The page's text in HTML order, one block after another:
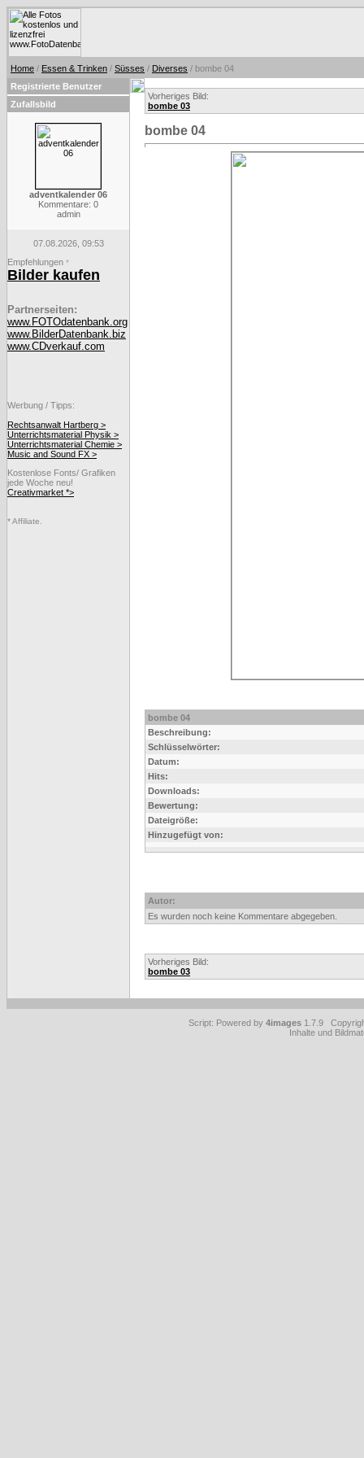
Home / Essen & Trinken / Süsses / Diverses / bombe 04
Registrierte Benutzer
Zufallsbild
adventkalender 06
Kommentare: 0
admin
07.08.2026, 09:53
Empfehlungen *
Bilder kaufen
Partnerseiten:
www.FOTOdatenbank.org
www.BilderDatenbank.biz
www.CDverkauf.com
Werbung / Tipps:
Rechtsanwalt Hartberg >
Unterrichtsmaterial Physik >
Unterrichtsmaterial Chemie >
Music and Sound FX >
Kostenlose Fonts/ Grafiken
jede Woche neu!
Creativmarket *>
* Affiliate.
Vorheriges Bild:
bombe 03
bombe 04
bombe 04
Beschreibung:
Schlüsselwörter:
Datum:
Hits:
Downloads:
Bewertung:
Dateigröße:
Hinzugefügt von:
Autor:
Es wurden noch keine Kommentare abgegeben.
Vorheriges Bild:
bombe 03
Script: Powered by 4images 1.7.9
Inhalte und